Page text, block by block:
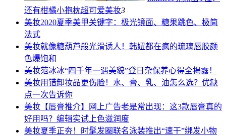
还有柑橘小抱枕超可爱美妆3
美妆2020夏季美甲关键字：极光镜面、糖果跳色、极简
法式
美妆就像糖葫芦般光滑诱人！韩妞都在疯的琉璃唇胶颜
色爆饱和
美妆范冰冰“四千年一遇美貌”登日杂保养心得全揭露！
美妆用错卸妆品更伤脸！水、膏、乳、油怎么选？优缺
点一次告诉你
美妆 【唇膏推介】网上广告老是常出现：这3款唇膏真的
好用吗？编辑实试上色滋润度
美妆夏季正夯！时髦发圈联名泳装推出“速干”绑发小物